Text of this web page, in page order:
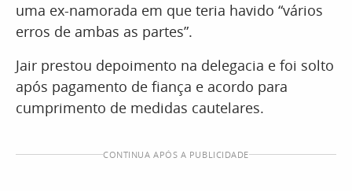
uma ex-namorada em que teria havido “vários
erros de ambas as partes”.
Jair prestou depoimento na delegacia e foi solto
após pagamento de fiança e acordo para
cumprimento de medidas cautelares.
CONTINUA APÓS A PUBLICIDADE